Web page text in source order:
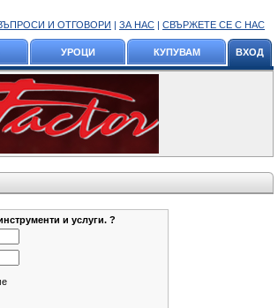
И ОТГОВОРИ | ЗА НАС | СВЪРЖЕТЕ СЕ С НАС
УРОЦИ КУПУВАМ ВХОД
и услуги. ?